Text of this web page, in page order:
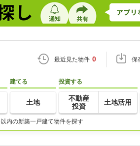
最近見た物件 0 保
建てる
土地
投資する
不動産
投資
土地活用
内の新築一戸建て物件を探す